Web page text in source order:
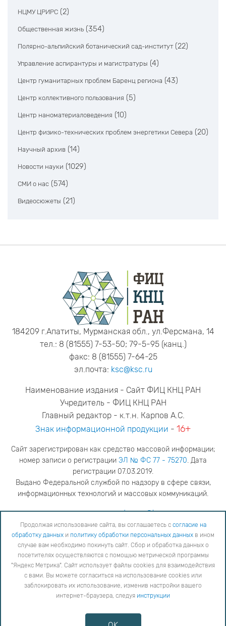
НЦМУ ЦРИРС (2)
Общественная жизнь (354)
Полярно-альпийский ботанический сад-институт (22)
Управление аспирантуры и магистратуры (4)
Центр гуманитарных проблем Баренц региона (43)
Центр коллективного пользования (5)
Центр наноматериаловедения (10)
Центр физико-технических проблем энергетики Севера (20)
Научный архив (14)
Новости науки (1029)
СМИ о нас (574)
Видеосюжеты (21)
184209 г.Апатиты, Мурманская обл., ул.Ферсмана, 14
тел.: 8 (81555) 7-53-50; 79-5-95 (канц.)
факс: 8 (81555) 7-64-25
эл.почта: ksc@ksc.ru
Наименование издания - Сайт ФИЦ КНЦ РАН
Учредитель - ФИЦ КНЦ РАН
Главный редактор - к.т.н. Карпов А.С.
Знак информационной продукции - 16+
Сайт зарегистрирован как средство массовой информации;
номер записи о регистрации ЭЛ № ФС 77 - 75270. Дата
регистрации 07.03.2019.
Выдано Федеральной службой по надзору в сфере связи,
информационных технологий и массовых коммуникаций.
адрес редакцииya.stogova@ksc.ru
телефон редакции81555-79-516
Продолжая использование сайта, вы соглашаетесь с согласие на обработку данных
обработки персональных данных
в ином случае вам необходимо покинуть сайт. Сбор и обработка
данных о посетителях осуществляются с помощью метрической программы "Яндекс Метрика".
Сайт использует файлы cookies для взаимодействия с вами. Вы можете согласиться на
использование cookies или заблокировать их использование, изменив настройки вашего интернет-
Противодействие коррупции
Продолжая использование сайта, вы соглашаетесь с согласие на
обработку данных и политику обработки персональных данных в ином
случае вам необходимо покинуть сайт. Сбор и обработка данных о
посетителях осуществляются с помощью метрической программы
"Яндекс Метрика". Сайт использует файлы cookies для взаимодействия
с вами. Вы можете согласиться на использование cookies или
заблокировать их использование, изменив настройки вашего
интернет-браузера, следуя инструкции